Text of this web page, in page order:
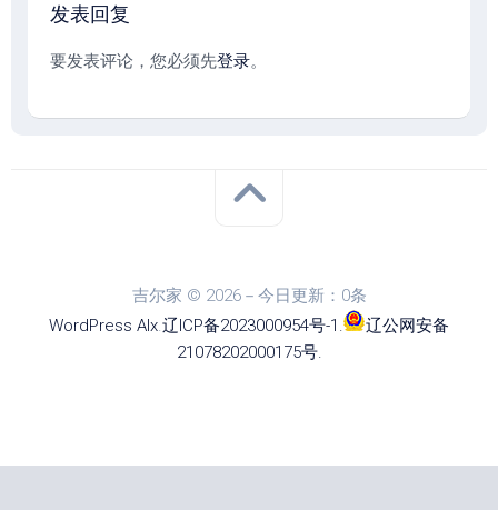
发表回复
要发表评论，您必须先登录。
吉尔家 © 2026－今日更新：0条
WordPress Alx.辽ICP备2023000954号-1 .
辽公网安备
21078202000175号.